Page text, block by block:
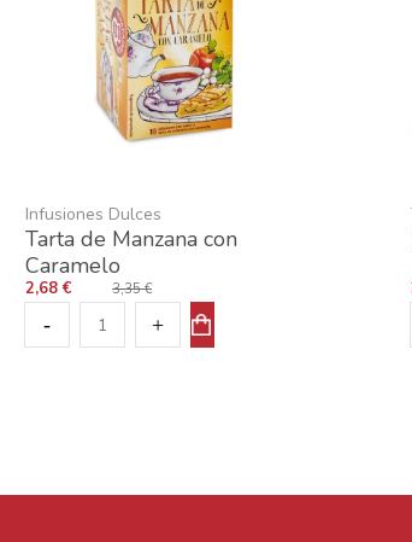
Infusiones Dulces
Tarta de Manzana con
Caramelo
2,68 € 3,35 €